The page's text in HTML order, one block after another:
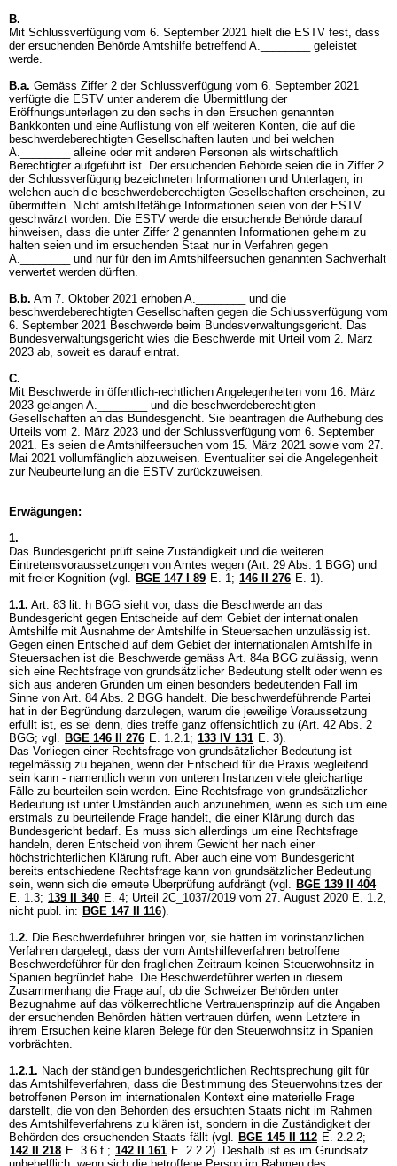
B.
Mit Schlussverfügung vom 6. September 2021 hielt die ESTV fest, dass
der ersuchenden Behörde Amtshilfe betreffend A.________ geleistet
werde.
B.a. Gemäss Ziffer 2 der Schlussverfügung vom 6. September 2021
verfügte die ESTV unter anderem die Übermittlung der
Eröffnungsunterlagen zu den sechs in den Ersuchen genannten
Bankkonten und eine Auflistung von elf weiteren Konten, die auf die
beschwerdeberechtigten Gesellschaften lauten und bei welchen
A.________ alleine oder mit anderen Personen als wirtschaftlich
Berechtigter aufgeführt ist. Der ersuchenden Behörde seien die in Ziffer 2
der Schlussverfügung bezeichneten Informationen und Unterlagen, in
welchen auch die beschwerdeberechtigten Gesellschaften erscheinen, zu
übermitteln. Nicht amtshilfefähige Informationen seien von der ESTV
geschwärzt worden. Die ESTV werde die ersuchende Behörde darauf
hinweisen, dass die unter Ziffer 2 genannten Informationen geheim zu
halten seien und im ersuchenden Staat nur in Verfahren gegen
A.________ und nur für den im Amtshilfeersuchen genannten Sachverhalt
verwertet werden dürften.
B.b. Am 7. Oktober 2021 erhoben A.________ und die
beschwerdeberechtigten Gesellschaften gegen die Schlussverfügung vom
6. September 2021 Beschwerde beim Bundesverwaltungsgericht. Das
Bundesverwaltungsgericht wies die Beschwerde mit Urteil vom 2. März
2023 ab, soweit es darauf eintrat.
C.
Mit Beschwerde in öffentlich-rechtlichen Angelegenheiten vom 16. März
2023 gelangen A.________ und die beschwerdeberechtigten
Gesellschaften an das Bundesgericht. Sie beantragen die Aufhebung des
Urteils vom 2. März 2023 und der Schlussverfügung vom 6. September
2021. Es seien die Amtshilfeersuchen vom 15. März 2021 sowie vom 27.
Mai 2021 vollumfänglich abzuweisen. Eventualiter sei die Angelegenheit
zur Neubeurteilung an die ESTV zurückzuweisen.
Erwägungen:
1.
Das Bundesgericht prüft seine Zuständigkeit und die weiteren
Eintretensvoraussetzungen von Amtes wegen (Art. 29 Abs. 1 BGG) und
mit freier Kognition (vgl. BGE 147 I 89 E. 1; 146 II 276 E. 1).
1.1. Art. 83 lit. h BGG sieht vor, dass die Beschwerde an das
Bundesgericht gegen Entscheide auf dem Gebiet der internationalen
Amtshilfe mit Ausnahme der Amtshilfe in Steuersachen unzulässig ist.
Gegen einen Entscheid auf dem Gebiet der internationalen Amtshilfe in
Steuersachen ist die Beschwerde gemäss Art. 84a BGG zulässig, wenn
sich eine Rechtsfrage von grundsätzlicher Bedeutung stellt oder wenn es
sich aus anderen Gründen um einen besonders bedeutenden Fall im
Sinne von Art. 84 Abs. 2 BGG handelt. Die beschwerdeführende Partei
hat in der Begründung darzulegen, warum die jeweilige Voraussetzung
erfüllt ist, es sei denn, dies treffe ganz offensichtlich zu (Art. 42 Abs. 2
BGG; vgl. BGE 146 II 276 E. 1.2.1; 133 IV 131 E. 3).
Das Vorliegen einer Rechtsfrage von grundsätzlicher Bedeutung ist
regelmässig zu bejahen, wenn der Entscheid für die Praxis wegleitend
sein kann - namentlich wenn von unteren Instanzen viele gleichartige
Fälle zu beurteilen sein werden. Eine Rechtsfrage von grundsätzlicher
Bedeutung ist unter Umständen auch anzunehmen, wenn es sich um eine
erstmals zu beurteilende Frage handelt, die einer Klärung durch das
Bundesgericht bedarf. Es muss sich allerdings um eine Rechtsfrage
handeln, deren Entscheid von ihrem Gewicht her nach einer
höchstrichterlichen Klärung ruft. Aber auch eine vom Bundesgericht
bereits entschiedene Rechtsfrage kann von grundsätzlicher Bedeutung
sein, wenn sich die erneute Überprüfung aufdrängt (vgl. BGE 139 II 404
E. 1.3; 139 II 340 E. 4; Urteil 2C_1037/2019 vom 27. August 2020 E. 1.2,
nicht publ. in: BGE 147 II 116).
1.2. Die Beschwerdeführer bringen vor, sie hätten im vorinstanzlichen
Verfahren dargelegt, dass der vom Amtshilfeverfahren betroffene
Beschwerdeführer für den fraglichen Zeitraum keinen Steuerwohnsitz in
Spanien begründet habe. Die Beschwerdeführer werfen in diesem
Zusammenhang die Frage auf, ob die Schweizer Behörden unter
Bezugnahme auf das völkerrechtliche Vertrauensprinzip auf die Angaben
der ersuchenden Behörden hätten vertrauen dürfen, wenn Letztere in
ihrem Ersuchen keine klaren Belege für den Steuerwohnsitz in Spanien
vorbrächten.
1.2.1. Nach der ständigen bundesgerichtlichen Rechtsprechung gilt für
das Amtshilfeverfahren, dass die Bestimmung des Steuerwohnsitzes der
betroffenen Person im internationalen Kontext eine materielle Frage
darstellt, die von den Behörden des ersuchten Staats nicht im Rahmen
des Amtshilfeverfahrens zu klären ist, sondern in die Zuständigkeit der
Behörden des ersuchenden Staats fällt (vgl. BGE 145 II 112 E. 2.2.2;
142 II 218 E. 3.6 f.; 142 II 161 E. 2.2.2). Deshalb ist es im Grundsatz